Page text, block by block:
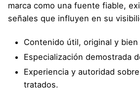
marca como una fuente fiable,
señales que influyen en su
Contenido útil, original y
Especialización demostrada
Experiencia y autoridad
tratados.